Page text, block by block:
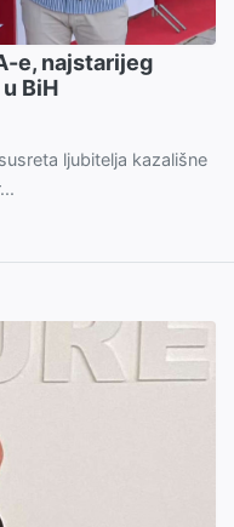
e, najstarijeg
BiH
ljubitelja kazališne